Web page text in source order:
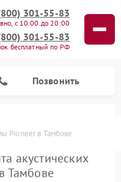
301-55-83
с 10:00 до 20:00
301-55-83
бесплатный по РФ
Позвонить
Pioneer в Тамбове
акустических
Тамбове